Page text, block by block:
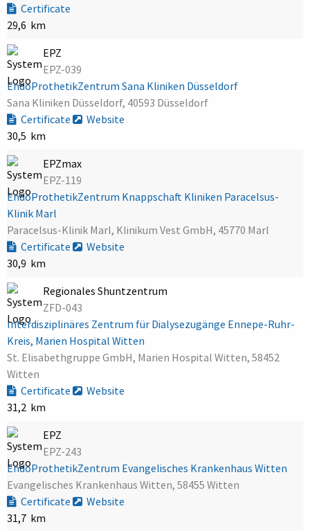
Certificate
29,6 km
EPZ
EPZ-039
EndoProthetikZentrum Sana Kliniken Düsseldorf
Sana Kliniken Düsseldorf, 40593 Düsseldorf
Certificate
Website
30,5 km
EPZmax
EPZ-119
EndoProthetikZentrum Knappschaft Kliniken Paracelsus-
Klinik Marl
Paracelsus-Klinik Marl, Klinikum Vest GmbH, 45770 Marl
Certificate
Website
30,9 km
Regionales Shuntzentrum
ZFD-043
Interdisziplinäres Zentrum für Dialysezugänge Ennepe-Ruhr-
Kreis, Marien Hospital Witten
St. Elisabethgruppe GmbH, Marien Hospital Witten, 58452
Witten
Certificate
Website
31,2 km
EPZ
EPZ-243
EndoProthetikZentrum Evangelisches Krankenhaus Witten
Evangelisches Krankenhaus Witten, 58455 Witten
Certificate
Website
31,7 km